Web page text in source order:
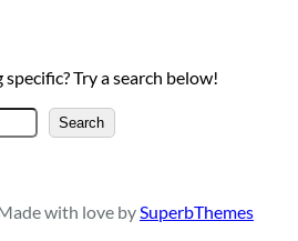
Try a search below!
S
e
c
Search
with love bySuperbThemes